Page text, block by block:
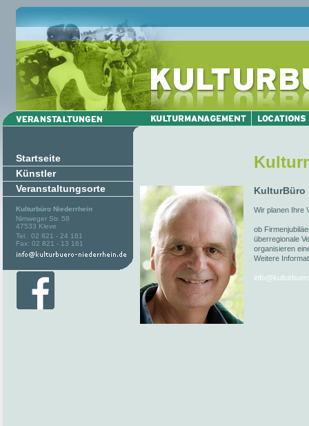
Startseite
Künstler
Veranstaltungsorte
Kulturbüro Niederrhein
Nimweger Str. 58
47533 Kleve
Tel.: 02 821 - 24 161
Fax: 02 821 - 13 161
KulturBüro
Wir planen Ihre
ob
überregionale
organisieren
Weitere